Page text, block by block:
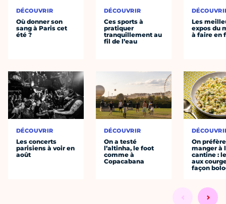
DÉCOUVRIR
Où donner son
sang à Paris cet
été ?
DÉCOUVRIR
Les concerts
parisiens à voir en
août
DÉCOUVRIR
Ces sports à
pratiquer
tranquillement au
fil de l’eau
DÉCOUVRIR
On a testé
l’altinha, le foot
comme à
Copacabana
Les
expos du
à faire en
On préfère
manger à
cantine :
aux
façon